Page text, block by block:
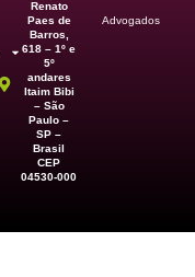
Renato
Paes de
Barros,
618 – 1º e
5º
andares
Itaim Bibi
– São
Paulo –
SP –
Brasil
CEP
04530-000
Advogados